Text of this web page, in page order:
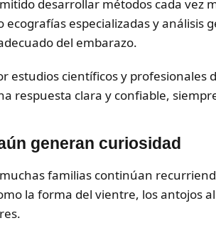
desarrollar métodos cada vez
especializadas y análisis
del embarazo.
estudios científicos y profesionales
respuesta clara y confiable,
generan curiosidad
familias continúan
la forma del vientre, los antojos